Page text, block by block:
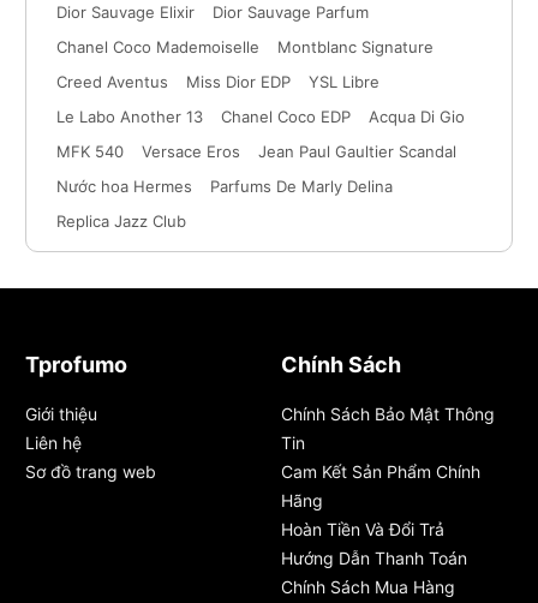
Dior Sauvage Elixir
Dior Sauvage Parfum
Chanel Coco Mademoiselle
Montblanc Signature
Creed Aventus
Miss Dior EDP
YSL Libre
Le Labo Another 13
Chanel Coco EDP
Acqua Di Gio
MFK 540
Versace Eros
Jean Paul Gaultier Scandal
Nước hoa Hermes
Parfums De Marly Delina
Replica Jazz Club
Tprofumo
Giới thiệu
Liên hệ
Sơ đồ trang web
Chính Sách
Chính Sách Bảo Mật Thông
Tin
Cam Kết Sản Phẩm Chính
Hãng
Hoàn Tiền Và Đổi Trả
Hướng Dẫn Thanh Toán
Chính Sách Mua Hàng